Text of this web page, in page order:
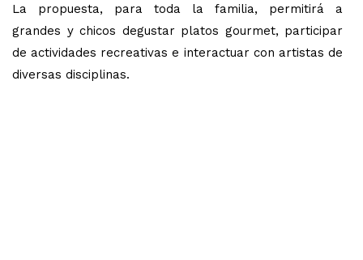
La propuesta, para toda la familia, permitirá a
grandes y chicos degustar platos gourmet, participar
de actividades recreativas e interactuar con artistas de
diversas disciplinas.